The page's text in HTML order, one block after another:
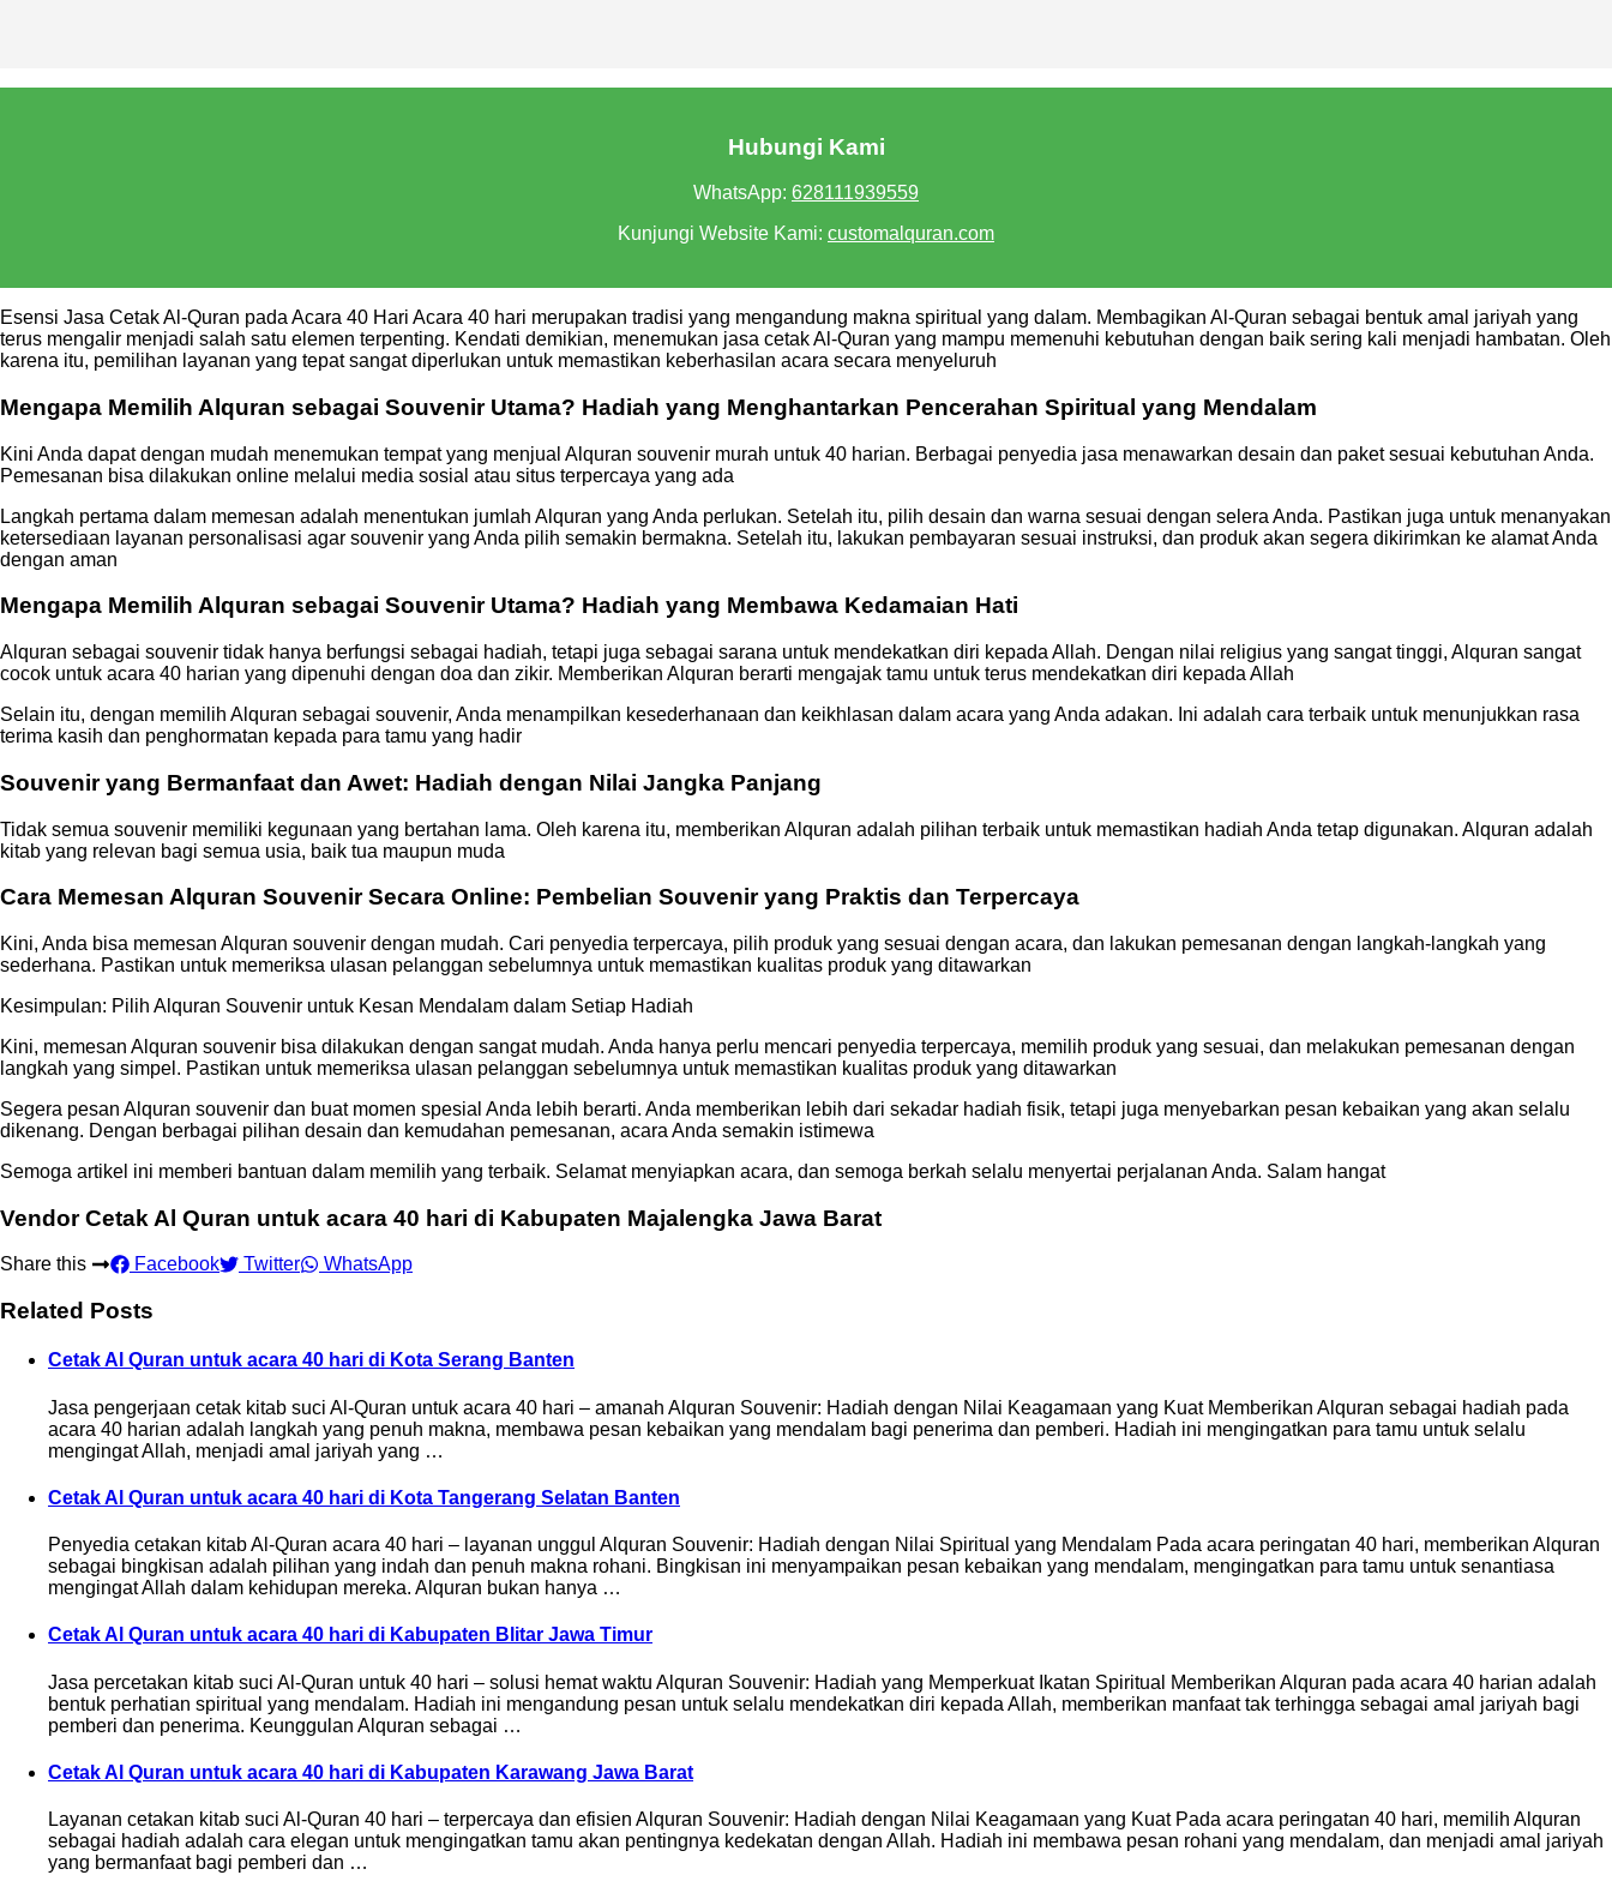
Hubungi Kami
WhatsApp: 628111939559
Kunjungi Website Kami: customalquran.com
Esensi Jasa Cetak Al-Quran pada Acara 40 Hari Acara 40 hari merupakan tradisi yang mengandung makna spiritual yang dalam. Membagikan Al-Quran sebagai bentuk amal jariyah yang
terus mengalir menjadi salah satu elemen terpenting. Kendati demikian, menemukan jasa cetak Al-Quran yang mampu memenuhi kebutuhan dengan baik sering kali menjadi hambatan. Oleh
karena itu, pemilihan layanan yang tepat sangat diperlukan untuk memastikan keberhasilan acara secara menyeluruh
Mengapa Memilih Alquran sebagai Souvenir Utama? Hadiah yang Menghantarkan Pencerahan Spiritual yang Mendalam
Kini Anda dapat dengan mudah menemukan tempat yang menjual Alquran souvenir murah untuk 40 harian. Berbagai penyedia jasa menawarkan desain dan paket sesuai kebutuhan Anda.
Pemesanan bisa dilakukan online melalui media sosial atau situs terpercaya yang ada
Langkah pertama dalam memesan adalah menentukan jumlah Alquran yang Anda perlukan. Setelah itu, pilih desain dan warna sesuai dengan selera Anda. Pastikan juga untuk menanyakan
ketersediaan layanan personalisasi agar souvenir yang Anda pilih semakin bermakna. Setelah itu, lakukan pembayaran sesuai instruksi, dan produk akan segera dikirimkan ke alamat Anda
dengan aman
Mengapa Memilih Alquran sebagai Souvenir Utama? Hadiah yang Membawa Kedamaian Hati
Alquran sebagai souvenir tidak hanya berfungsi sebagai hadiah, tetapi juga sebagai sarana untuk mendekatkan diri kepada Allah. Dengan nilai religius yang sangat tinggi, Alquran sangat
cocok untuk acara 40 harian yang dipenuhi dengan doa dan zikir. Memberikan Alquran berarti mengajak tamu untuk terus mendekatkan diri kepada Allah
Selain itu, dengan memilih Alquran sebagai souvenir, Anda menampilkan kesederhanaan dan keikhlasan dalam acara yang Anda adakan. Ini adalah cara terbaik untuk menunjukkan rasa
terima kasih dan penghormatan kepada para tamu yang hadir
Souvenir yang Bermanfaat dan Awet: Hadiah dengan Nilai Jangka Panjang
Tidak semua souvenir memiliki kegunaan yang bertahan lama. Oleh karena itu, memberikan Alquran adalah pilihan terbaik untuk memastikan hadiah Anda tetap digunakan. Alquran adalah
kitab yang relevan bagi semua usia, baik tua maupun muda
Cara Memesan Alquran Souvenir Secara Online: Pembelian Souvenir yang Praktis dan Terpercaya
Kini, Anda bisa memesan Alquran souvenir dengan mudah. Cari penyedia terpercaya, pilih produk yang sesuai dengan acara, dan lakukan pemesanan dengan langkah-langkah yang
sederhana. Pastikan untuk memeriksa ulasan pelanggan sebelumnya untuk memastikan kualitas produk yang ditawarkan
Kesimpulan: Pilih Alquran Souvenir untuk Kesan Mendalam dalam Setiap Hadiah
Kini, memesan Alquran souvenir bisa dilakukan dengan sangat mudah. Anda hanya perlu mencari penyedia terpercaya, memilih produk yang sesuai, dan melakukan pemesanan dengan
langkah yang simpel. Pastikan untuk memeriksa ulasan pelanggan sebelumnya untuk memastikan kualitas produk yang ditawarkan
Segera pesan Alquran souvenir dan buat momen spesial Anda lebih berarti. Anda memberikan lebih dari sekadar hadiah fisik, tetapi juga menyebarkan pesan kebaikan yang akan selalu
dikenang. Dengan berbagai pilihan desain dan kemudahan pemesanan, acara Anda semakin istimewa
Semoga artikel ini memberi bantuan dalam memilih yang terbaik. Selamat menyiapkan acara, dan semoga berkah selalu menyertai perjalanan Anda. Salam hangat
Vendor Cetak Al Quran untuk acara 40 hari di Kabupaten Majalengka Jawa Barat
Share this Facebook Twitter WhatsApp
Related Posts
Cetak Al Quran untuk acara 40 hari di Kota Serang Banten
Jasa pengerjaan cetak kitab suci Al-Quran untuk acara 40 hari – amanah Alquran Souvenir: Hadiah dengan Nilai Keagamaan yang Kuat Memberikan Alquran sebagai hadiah pada
acara 40 harian adalah langkah yang penuh makna, membawa pesan kebaikan yang mendalam bagi penerima dan pemberi. Hadiah ini mengingatkan para tamu untuk selalu
mengingat Allah, menjadi amal jariyah yang …
Cetak Al Quran untuk acara 40 hari di Kota Tangerang Selatan Banten
Penyedia cetakan kitab Al-Quran acara 40 hari – layanan unggul Alquran Souvenir: Hadiah dengan Nilai Spiritual yang Mendalam Pada acara peringatan 40 hari, memberikan Alquran
sebagai bingkisan adalah pilihan yang indah dan penuh makna rohani. Bingkisan ini menyampaikan pesan kebaikan yang mendalam, mengingatkan para tamu untuk senantiasa
mengingat Allah dalam kehidupan mereka. Alquran bukan hanya …
Cetak Al Quran untuk acara 40 hari di Kabupaten Blitar Jawa Timur
Jasa percetakan kitab suci Al-Quran untuk 40 hari – solusi hemat waktu Alquran Souvenir: Hadiah yang Memperkuat Ikatan Spiritual Memberikan Alquran pada acara 40 harian adalah
bentuk perhatian spiritual yang mendalam. Hadiah ini mengandung pesan untuk selalu mendekatkan diri kepada Allah, memberikan manfaat tak terhingga sebagai amal jariyah bagi
pemberi dan penerima. Keunggulan Alquran sebagai …
Cetak Al Quran untuk acara 40 hari di Kabupaten Karawang Jawa Barat
Layanan cetakan kitab suci Al-Quran 40 hari – terpercaya dan efisien Alquran Souvenir: Hadiah dengan Nilai Keagamaan yang Kuat Pada acara peringatan 40 hari, memilih Alquran
sebagai hadiah adalah cara elegan untuk mengingatkan tamu akan pentingnya kedekatan dengan Allah. Hadiah ini membawa pesan rohani yang mendalam, dan menjadi amal jariyah
yang bermanfaat bagi pemberi dan …